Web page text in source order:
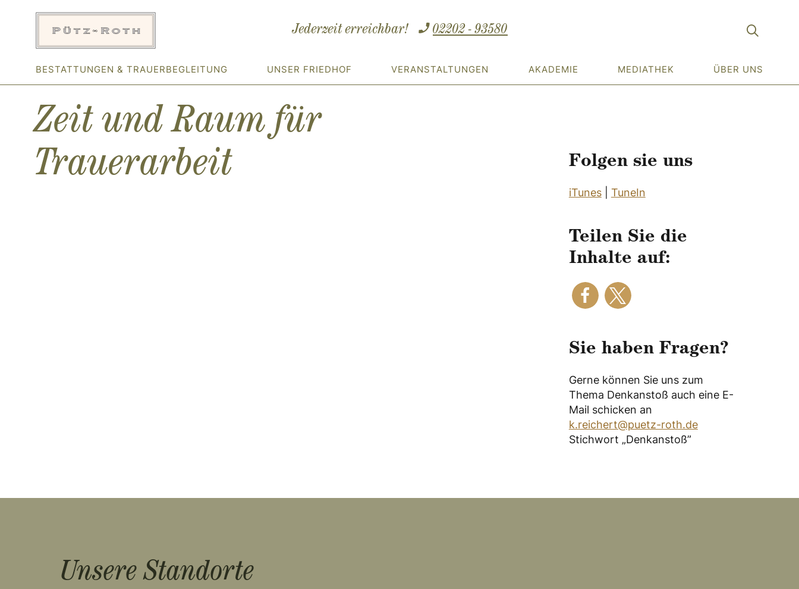
Jederzeit erreichbar! 02202 - 93580
BESTATTUNGEN & TRAUERBEGLEITUNG UNSER FRIEDHOF VERANSTALTUNGEN AKADEMIE MEDIATHEK ÜBER UNS
Zeit und Raum für
Trauerarbeit
Folgen sie uns
iTunes| TuneIn
Teilen Sie die
Inhalte auf:
Sie haben Fragen?
Gerne können Sie uns zum
Thema Denkanstoß auch eine E-
Mail schicken an
k.reichert@puetz-roth.de
Stichwort „Denkanstoß”
Unsere Standorte